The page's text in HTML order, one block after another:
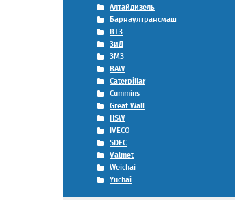
Алтайдизель
Барнаултрансмаш
ВТЗ
ЗиД
ЗМЗ
BAW
Caterpillar
Cummins
Great Wall
HSW
IVECO
SDEC
Valmet
Weichai
Yuchai